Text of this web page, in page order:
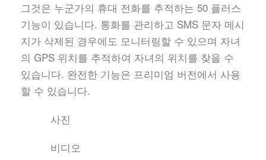
그것은 누군가의 휴대 전화를 추적하는 50 플러스
기능이 있습니다. 통화를 관리하고 SMS 문자 메시
지가 삭제된 경우에도 모니터링할 수 있으며 자녀
의 GPS 위치를 추적하여 자녀의 위치를 찾을 수
있습니다. 완전한 기능은 프리미엄 버전에서 사용
할 수 있습니다.
사진
비디오